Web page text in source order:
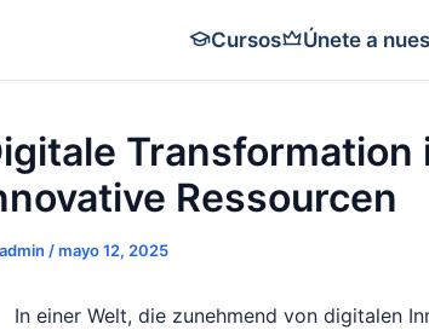
Cursos Únete a
Ressourcen
admin /mayo 12, 2025
In einer Welt, die zunehmend von digitalen